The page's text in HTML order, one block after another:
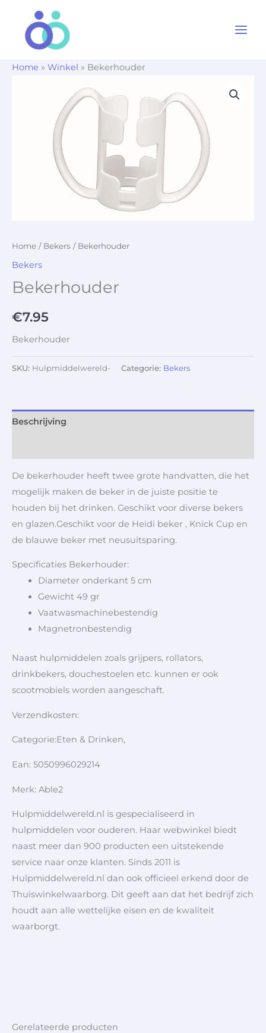
Home » Winkel » Bekerhouder
Home / Bekers / Bekerhouder
Bekers
Bekerhouder
€7.95
Bekerhouder
SKU: Hulpmiddelwereld- Categorie: Bekers
Beschrijving
De bekerhouder heeft twee grote handvatten, die het
mogelijk maken de beker in de juiste positie te
houden bij het drinken. Geschikt voor diverse bekers
en glazen.Geschikt voor de Heidi beker , Knick Cup en
de blauwe beker met neusuitsparing.
Specificaties Bekerhouder:
Diameter onderkant 5 cm
Gewicht 49 gr
Vaatwasmachinebestendig
Magnetronbestendig
Naast hulpmiddelen zoals grijpers, rollators,
drinkbekers, douchestoelen etc. kunnen er ook
scootmobiels worden aangeschaft.
Verzendkosten:
Categorie:Eten & Drinken,
Ean: 5050996029214
Merk: Able2
Hulpmiddelwereld.nl is gespecialiseerd in
hulpmiddelen voor ouderen. Haar webwinkel biedt
naast meer dan 900 producten een uitstekende
service naar onze klanten. Sinds 2011 is
Hulpmiddelwereld.nl dan ook officieel erkend door de
Thuiswinkelwaarborg. Dit geeft aan dat het bedrijf zich
houdt aan alle wettelijke eisen en de kwaliteit
waarborgt.
Gerelateerde producten